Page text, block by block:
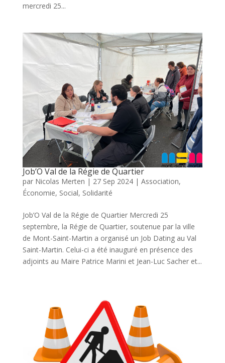
mercredi 25...
Job’O Val de la Régie de Quartier
par Nicolas Merten | 27 Sep 2024| Association,
Économie, Social, Solidarité
Job’O Val de la Régie de Quartier Mercredi 25
septembre, la Régie de Quartier, soutenue par la ville
de Mont-Saint-Martin a organisé un Job Dating au Val
Saint-Martin. Celui-ci a été inauguré en présence des
adjoints au Maire Patrice Marini et Jean-Luc Sacher et...